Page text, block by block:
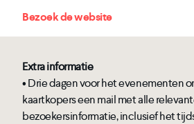
Bezoek de website
Extra informatie
• Drie dagen voor het evenementen
kaartkopers een mail met alle
bezoekersinformatie, inclusief het